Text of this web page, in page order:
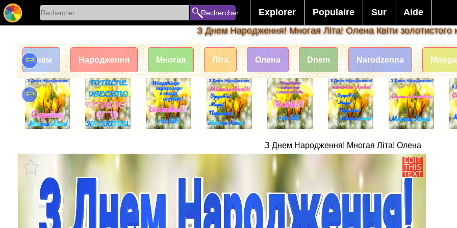
Rechercher Explorer Populaire Sur
Aide
З Днем Народження! Многая Літа! Олена Квіти золотистого
Днем Народження Многая Літа Олена Dnem Narodzenna
⇦
⇦
З Днем Народження! Многая Літа! Олена